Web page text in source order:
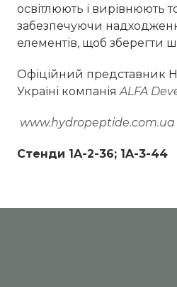
освітлюють і вирівнюють
забезпечуючи
елементів, щоб зберегти
Офіційний представник
Україні компаніяALFA
www.hydropeptide.com.ua
Стенди 1A-2-36; 1A-3-44